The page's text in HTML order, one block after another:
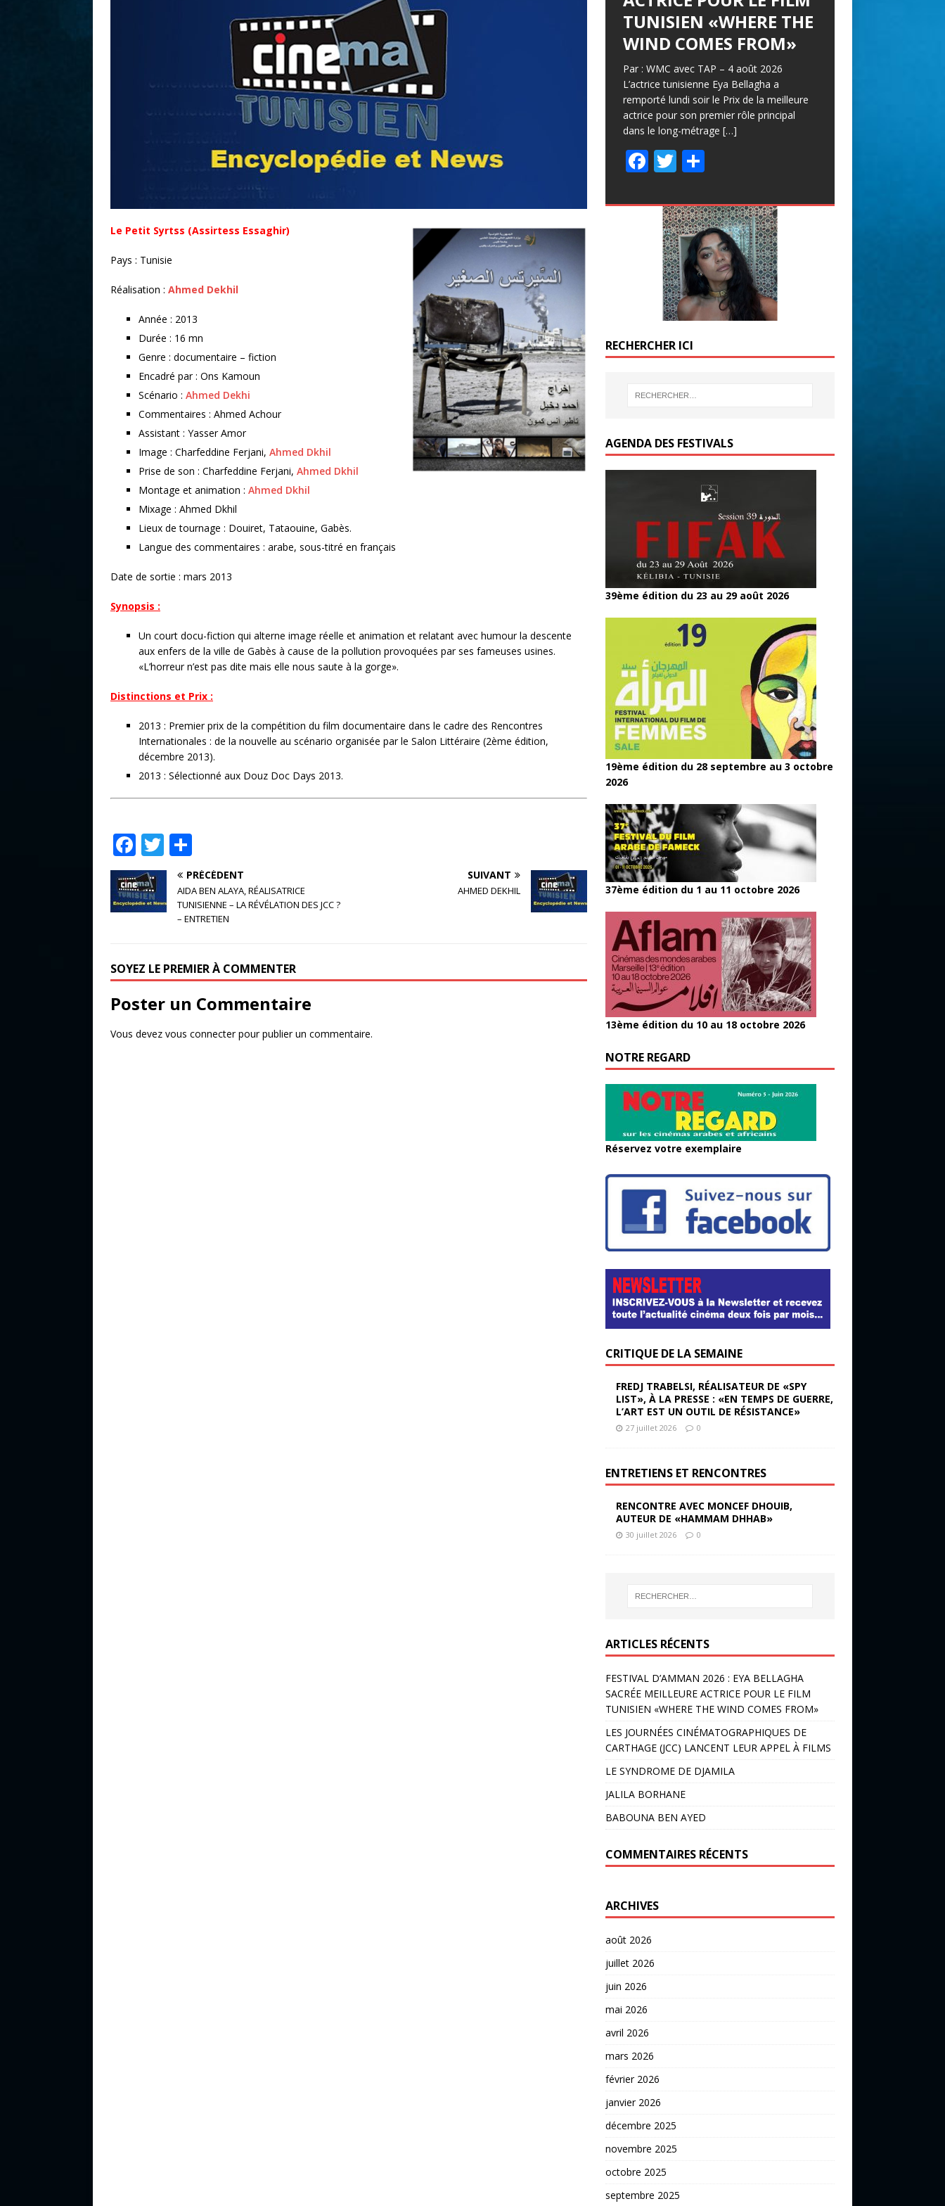
Le Petit Syrtss (Assirtess Essaghir)
Pays : Tunisie
Réalisation : Ahmed Dekhil
Année : 2013
Durée : 16 mn
Genre : documentaire – fiction
Encadré par : Ons Kamoun
Scénario : Ahmed Dekhi
Commentaires : Ahmed Achour
Assistant : Yasser Amor
Image : Charfeddine Ferjani, Ahmed Dkhil
Prise de son : Charfeddine Ferjani, Ahmed Dkhil
Montage et animation : Ahmed Dkhil
Mixage : Ahmed Dkhil
Lieux de tournage : Douiret, Tataouine, Gabès.
Langue des commentaires : arabe, sous-titré en français
Date de sortie : mars 2013
Synopsis :
Un court docu-fiction qui alterne image réelle et animation et relatant avec humour la descente
aux enfers de la ville de Gabès à cause de la pollution provoquées par ses fameuses usines.
«L’horreur n’est pas dite mais elle nous saute à la gorge».
Distinctions et Prix :
2013 : Premier prix de la compétition du film documentaire dans le cadre des Rencontres
Internationales : de la nouvelle au scénario organisée par le Salon Littéraire (2ème édition,
décembre 2013).
2013 : Sélectionné aux Douz Doc Days 2013.
F
a
c
e
o
o
k
T
w
it
te
ar
ta
g
r
PRÉCÉDENT
AIDA BEN ALAYA, RÉALISATRICE
TUNISIENNE – LA RÉVÉLATION DES JCC ?
– ENTRETIEN
SUIVANT
AHMED DEKHIL
SOYEZ LE PREMIER À COMMENTER
Poster un Commentaire
Vous devez vous connecterpour publier un commentaire.
TUNISIEN «WHERE THE
WIND COMES FROM»
Par : WMC avec TAP – 4 août 2026
L’actrice tunisienne Eya Bellagha a
remporté lundi soir le Prix de la meilleure
actrice pour son premier rôle principal
dans le long-métrage […]
F
e
T
itt
er
P
ta
g
er
RECHERCHER ICI
AGENDA DES FESTIVALS
39ème édition du 23 au 29 août 2026
19ème édition du 28 septembre au 3 octobre
2026
37ème édition du 1 au 11 octobre 2026
13ème édition du 10 au 18 octobre 2026
NOTRE REGARD
Réservez votre exemplaire
CRITIQUE DE LA SEMAINE
FREDJ TRABELSI, RÉALISATEUR DE «SPY
LIST», À LA PRESSE : «EN TEMPS DE GUERRE,
L’ART EST UN OUTIL DE RÉSISTANCE»
27 juillet 2026 0
ENTRETIENS ET RENCONTRES
RENCONTRE AVEC MONCEF DHOUIB,
AUTEUR DE «HAMMAM DHHAB»
30 juillet 2026 0
ARTICLES RÉCENTS
FESTIVAL D’AMMAN 2026 : EYA BELLAGHA
SACRÉE MEILLEURE ACTRICE POUR LE FILM
TUNISIEN «WHERE THE WIND COMES FROM»
LES JOURNÉES CINÉMATOGRAPHIQUES DE
CARTHAGE (JCC) LANCENT LEUR APPEL À FILMS
LE SYNDROME DE DJAMILA
JALILA BORHANE
BABOUNA BEN AYED
COMMENTAIRES RÉCENTS
ARCHIVES
août 2026
juillet 2026
juin 2026
mai 2026
avril 2026
mars 2026
février 2026
janvier 2026
décembre 2025
novembre 2025
octobre 2025
septembre 2025